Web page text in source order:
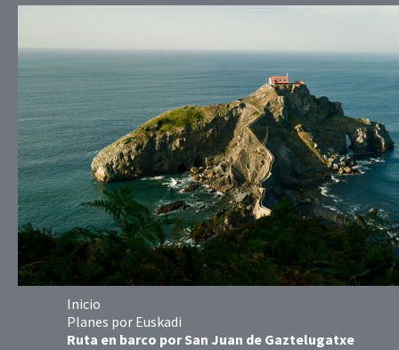
Inicio
Planes por Euskadi
Ruta en barco por San Juan de Gaztelugatxe